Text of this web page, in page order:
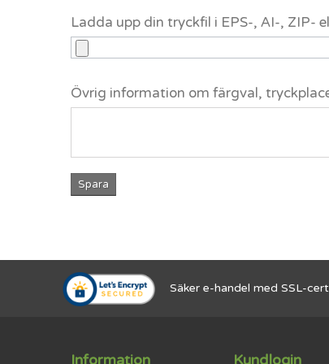
Ladda upp din tryckfil i EPS-, AI-, ZIP-
Övrig information om färgval,
Spara
Säker e-handel med SSL-
Information Kundlogin